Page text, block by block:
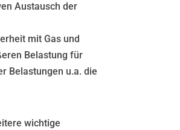
Austausch der
mit Gas und
Belastung für
Belastungen u.a. die
wichtige